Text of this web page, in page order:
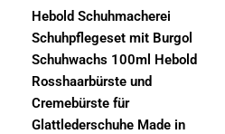
Hebold Schuhmacherei
Schuhpflegeset mit Burgol
Schuhwachs 100ml Hebold
Rosshaarbürste und
Cremebürste für
Glattlederschuhe Made in
der
Produktseite
gewählt
werden